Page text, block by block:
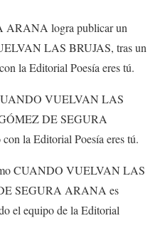
logra publicar un
LAS BRUJAS, tras un
la Editorial Poesía eres tú.
VUELVAN LAS
DE SEGURA
la Editorial Poesía eres tú.
CUANDO VUELVAN LAS
SEGURA ARANA es
el equipo de la Editorial